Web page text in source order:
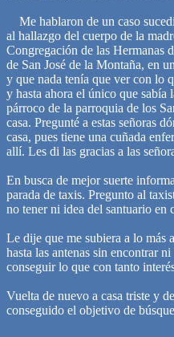
Me hablaron de un caso
al hallazgo del cuerpo de la
Congregación de las Hermanas
de San José de la Montaña, en
y que nada tenía que ver con lo
y hasta ahora el único que sabía
párroco de la parroquia de los
casa. Pregunté a estas señoras
casa, pues tiene una cuñada
allí. Les di las gracias a las
En busca de mejor suerte
parada de taxis. Pregunto al
no tener ni idea del santuario en
Le dije que me subiera a lo
hasta las antenas sin encontrar
conseguir lo que con tanto
Vuelta de nuevo a casa triste y
conseguido el objetivo de